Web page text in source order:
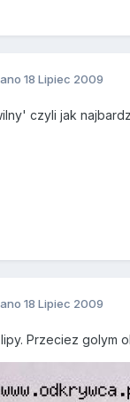
18 Lipiec 2009
czyli jak
18 Lipiec 2009
Przeciez golym